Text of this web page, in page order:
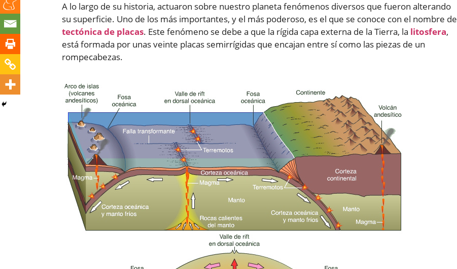
A lo largo de su historia, actuaron sobre nuestro planeta fenómenos diversos que fueron alterando
su superficie. Uno de los más importantes, y el más poderoso, es el que se conoce con el nombre de
tectónica de placas. Este fenómeno se debe a que la rígida capa externa de la Tierra, la litosfera,
está formada por unas veinte placas semirrígidas que encajan entre sí como las piezas de un
rompecabezas.